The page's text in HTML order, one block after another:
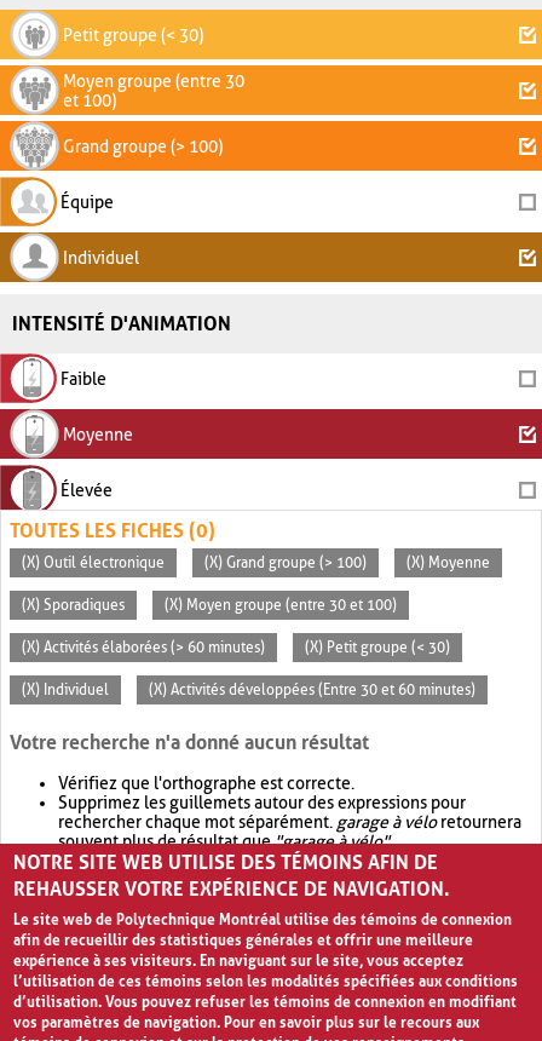
Petit groupe (< 30)
Moyen groupe (entre 30
et 100)
Grand groupe (> 100)
Équipe
Individuel
INTENSITÉ D'ANIMATION
Faible
Moyenne
Élevée
TOUTES LES FICHES (0)
(X) Outil électronique (X) Grand groupe (> 100) (X) Moyenne
(X) Sporadiques (X) Moyen groupe (entre 30 et 100)
(X) Activités élaborées (> 60 minutes) (X) Petit groupe (< 30)
(X) Individuel (X) Activités développées (Entre 30 et 60 minutes)
Votre recherche n'a donné aucun résultat
Vérifiez que l'orthographe est correcte.
Supprimez les guillemets autour des expressions pour
rechercher chaque mot séparément. garage à véloretournera
souvent plus de résultat que"garage à vélo".
Envisagez d'élargir votre recherche avec OR.garage OR vélo
retournera souvent plus de résultat quegarage à vélo
NOTRE SITE WEB UTILISE DES TÉMOINS AFIN DE
REHAUSSER VOTRE EXPÉRIENCE DE NAVIGATION.
Le site web de Polytechnique Montréal utilise des témoins de connexion
afin de recueillir des statistiques générales et offrir une meilleure
expérience à ses visiteurs. En naviguant sur le site, vous acceptez
l’utilisation de ces témoins selon les modalités spécifiées aux conditions
d’utilisation. Vous pouvez refuser les témoins de connexion en modifiant
vos paramètres de navigation. Pour en savoir plus sur le recours aux